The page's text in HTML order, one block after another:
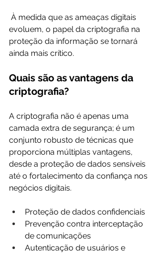
À medida que as ameaças digitais
evoluem, o papel da criptografia na
proteção da informação se tornará
ainda mais crítico.
Quais são as vantagens da
criptografia?
A criptografia não é apenas uma
camada extra de segurança; é um
conjunto robusto de técnicas que
proporciona múltiplas vantagens,
desde a proteção de dados sensíveis
até o fortalecimento da confiança nos
negócios digitais.
Proteção de dados confidenciais
Prevenção contra interceptação
de comunicações
Autenticação de usuários e